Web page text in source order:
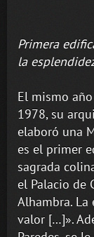
Primera
la
El mismo
1978, su
elaboró una
es el primer
sagrada
el Palacio de
Alhambra.
valor […]».